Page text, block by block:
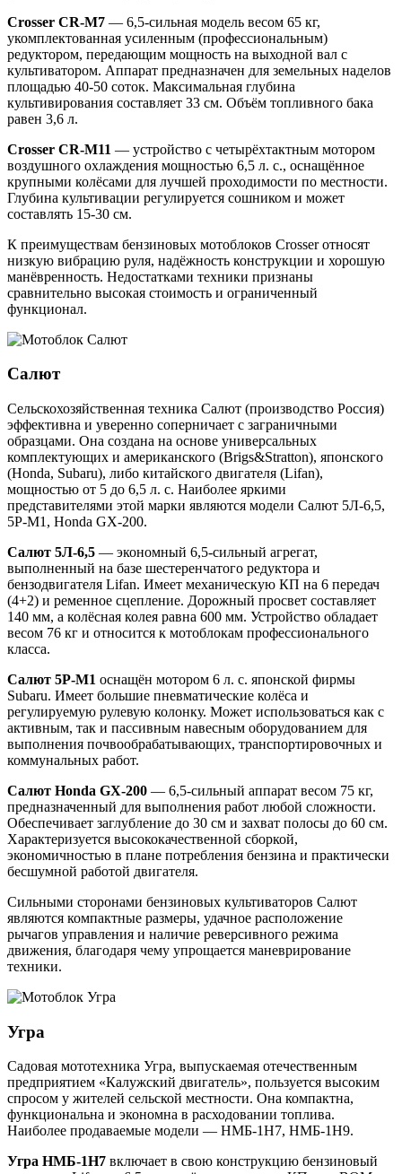
Crosser CR-M7 — 6,5-сильная модель весом 65 кг,
укомплектованная усиленным (профессиональным)
редуктором, передающим мощность на выходной вал с
культиватором. Аппарат предназначен для земельных наделов
площадью 40-50 соток. Максимальная глубина
культивирования составляет 33 см. Объём топливного бака
равен 3,6 л.
Crosser CR-M11 — устройство с четырёхтактным мотором
воздушного охлаждения мощностью 6,5 л. с., оснащённое
крупными колёсами для лучшей проходимости по местности.
Глубина культивации регулируется сошником и может
составлять 15-30 см.
К преимуществам бензиновых мотоблоков Crosser относят
низкую вибрацию руля, надёжность конструкции и хорошую
манёвренность. Недостатками техники признаны
сравнительно высокая стоимость и ограниченный
функционал.
Салют
Сельскохозяйственная техника Салют (производство Россия)
эффективна и уверенно соперничает с заграничными
образцами. Она создана на основе универсальных
комплектующих и американского (Brigs&Stratton), японского
(Honda, Subaru), либо китайского двигателя (Lifan),
мощностью от 5 до 6,5 л. с. Наиболее яркими
представителями этой марки являются модели Салют 5Л-6,5,
5Р-М1, Honda GX-200.
Салют 5Л-6,5 — экономный 6,5-сильный агрегат,
выполненный на базе шестеренчатого редуктора и
бензодвигателя Lifan. Имеет механическую КП на 6 передач
(4+2) и ременное сцепление. Дорожный просвет составляет
140 мм, а колёсная колея равна 600 мм. Устройство обладает
весом 76 кг и относится к мотоблокам профессионального
класса.
Салют 5Р-М1 оснащён мотором 6 л. с. японской фирмы
Subaru. Имеет большие пневматические колёса и
регулируемую рулевую колонку. Может использоваться как с
активным, так и пассивным навесным оборудованием для
выполнения почвообрабатывающих, транспортировочных и
коммунальных работ.
Салют Honda GX-200 — 6,5-сильный аппарат весом 75 кг,
предназначенный для выполнения работ любой сложности.
Обеспечивает заглубление до 30 см и захват полосы до 60 см.
Характеризуется высококачественной сборкой,
экономичностью в плане потребления бензина и практически
бесшумной работой двигателя.
Сильными сторонами бензиновых культиваторов Салют
являются компактные размеры, удачное расположение
рычагов управления и наличие реверсивного режима
движения, благодаря чему упрощается маневрирование
техники.
Угра
Садовая мототехника Угра, выпускаемая отечественным
предприятием «Калужский двигатель», пользуется высоким
спросом у жителей сельской местности. Она компактна,
функциональна и экономна в расходовании топлива.
Наиболее продаваемые модели — НМБ-1Н7, НМБ-1Н9.
Угра НМБ-1Н7 включает в свою конструкцию бензиновый